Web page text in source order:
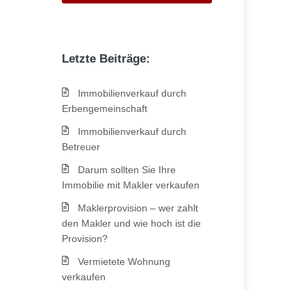
Letzte Beiträge:
Immobilienverkauf durch
Erbengemeinschaft
Immobilienverkauf durch
Betreuer
Darum sollten Sie Ihre
Immobilie mit Makler verkaufen
Maklerprovision – wer zahlt
den Makler und wie hoch ist die
Provision?
Vermietete Wohnung
verkaufen